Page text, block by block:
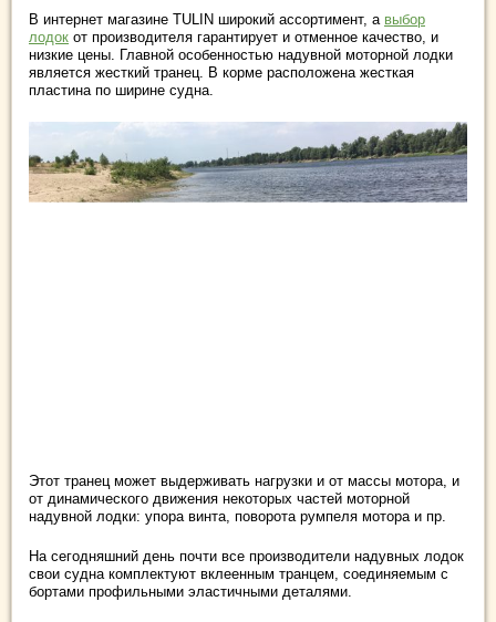
В интернет магазине TULIN широкий ассортимент, а выбор
лодок от производителя гарантирует и отменное качество, и
низкие цены. Главной особенностью надувной моторной лодки
является жесткий транец. В корме расположена жесткая
пластина по ширине судна.
Этот транец может выдерживать нагрузки и от массы мотора, и
от динамического движения некоторых частей моторной
надувной лодки: упора винта, поворота румпеля мотора и пр.
На сегодняшний день почти все производители надувных лодок
свои судна комплектуют вклеенным транцем, соединяемым с
бортами профильными эластичными деталями.